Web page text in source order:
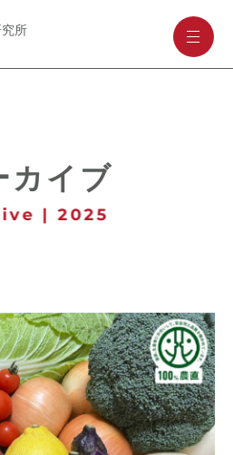
所 --
カイブ
| 2025